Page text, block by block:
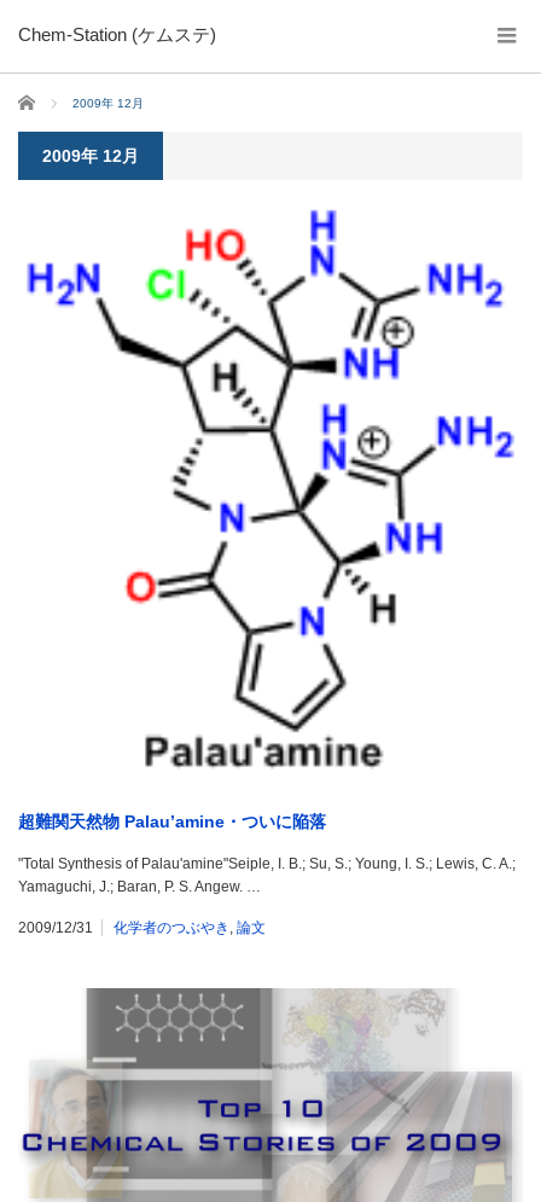
Chem-Station (ケムステ)
ホーム 2009年 12月
2009年 12月
超難関天然物 Palau’amine・ついに陥落
"Total Synthesis of Palau'amine"Seiple, I. B.; Su, S.; Young, I. S.; Lewis, C. A.;
Yamaguchi, J.; Baran, P. S. Angew. …
2009/12/31 化学者のつぶやき 論文